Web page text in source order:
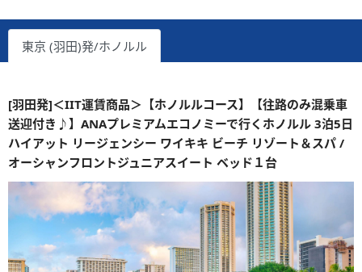
東京 (羽田)発/ホノルル
[羽田発]＜IIT運賃商品＞【ホノルルコース】【往路のみ混乗車
送迎付き♪】ANAプレミアムエコノミーで行くホノルル 3泊5日
ハイアット リージェンシー ワイキキ ビーチ リゾート＆スパ /
オーシャンフロントジュニアスイート ベッド１台